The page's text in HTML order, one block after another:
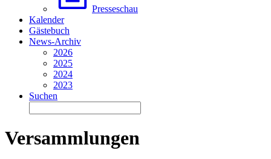
Presseschau
Kalender
Gästebuch
News-Archiv
2026
2025
2024
2023
Suchen
Versammlungen